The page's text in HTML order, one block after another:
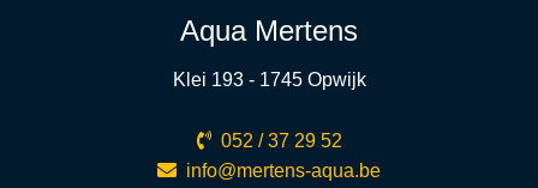
Aqua Mertens
Klei 193 - 1745 Opwijk
052 / 37 29 52
info@mertens-aqua.be